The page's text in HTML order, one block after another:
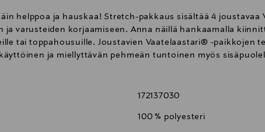
helppoa ja hauskaa! Stretch-pakkaus sisältää 4 joustavaa
varusteiden korjaamiseen. Anna näillä hankaamalla
tai toppahousuille. Joustavien Vaatelaastari® -paikkojen
ja miellyttävän pehmeän tuntoinen myös
172137030
100 % polyesteri